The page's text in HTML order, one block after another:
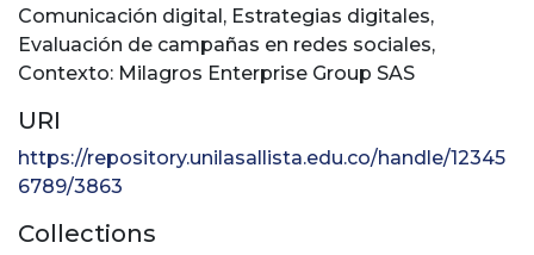
Comunicación digital, Estrategias digitales,
Evaluación de campañas en redes sociales,
Contexto: Milagros Enterprise Group SAS
URI
https://repository.unilasallista.edu.co/handle/12345
6789/3863
Collections